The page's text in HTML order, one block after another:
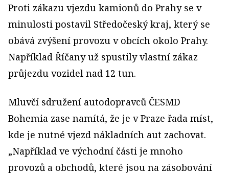
Proti zákazu vjezdu kamionů do Prahy se v
minulosti postavil Středočeský kraj, který se
obává zvýšení provozu v obcích okolo Prahy.
Například Říčany už spustily vlastní zákaz
průjezdu vozidel nad 12 tun.
Mluvčí sdružení autodopravců ČESMD
Bohemia zase namítá, že je v Praze řada míst,
kde je nutné vjezd nákladních aut zachovat.
„Například ve východní části je mnoho
provozů a obchodů, které jsou na zásobování